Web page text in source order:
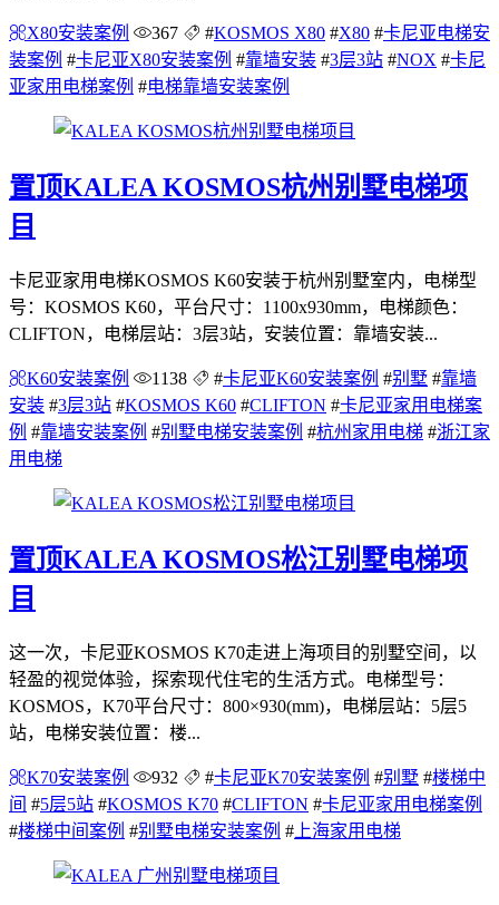
X80安装案例 367 #KOSMOS X80 #X80 #卡尼亚电梯安
装案例 #卡尼亚X80安装案例 #靠墙安装 #3层3站 #NOX #卡尼
亚家用电梯案例 #电梯靠墙安装案例
置顶KALEA KOSMOS杭州别墅电梯项
目
卡尼亚家用电梯KOSMOS K60安装于杭州别墅室内，电梯型
号：KOSMOS K60，平台尺寸：1100x930mm，电梯颜色：
CLIFTON，电梯层站：3层3站，安装位置：靠墙安装...
K60安装案例 1138 #卡尼亚K60安装案例 #别墅 #靠墙
安装 #3层3站 #KOSMOS K60 #CLIFTON #卡尼亚家用电梯案
例 #靠墙安装案例 #别墅电梯安装案例 #杭州家用电梯 #浙江家
用电梯
置顶KALEA KOSMOS松江别墅电梯项
目
这一次，卡尼亚KOSMOS K70走进上海项目的别墅空间，以
轻盈的视觉体验，探索现代住宅的生活方式。电梯型号：
KOSMOS，K70平台尺寸：800×930(mm)，电梯层站：5层5
站，电梯安装位置：楼...
K70安装案例 932 #卡尼亚K70安装案例 #别墅 #楼梯中
间 #5层5站 #KOSMOS K70 #CLIFTON #卡尼亚家用电梯案例
#楼梯中间案例 #别墅电梯安装案例 # 上海家用电梯